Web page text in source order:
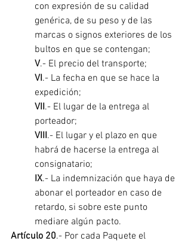
con expresión de su calidad
genérica, de su peso y de las
marcas o signos exteriores de los
bultos en que se contengan;
V.- El precio del transporte;
VI.- La fecha en que se hace la
expedición;
VII.- El lugar de la entrega al
porteador;
VIII.- El lugar y el plazo en que
habrá de hacerse la entrega al
consignatario;
IX.- La indemnización que haya de
abonar el porteador en caso de
retardo, si sobre este punto
mediare algún pacto.
Artículo 20.- Por cada Paquete el